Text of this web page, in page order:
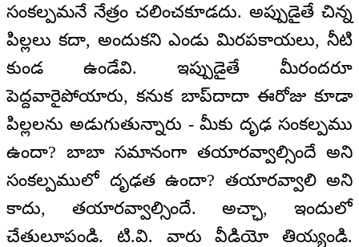
సంకల్పమనే నేత్రం చలించకూడదు. అప్పుడైతే చిన్న
పిల్లలు కదా, అందుకని ఎండు మిరపకాయలు, నీటి
కుండ ఉండేవి. ఇప్పుడైతే మీరందరూ
పెద్దవారైపోయారు, కనుక బాప్‌దాదా ఈరోజు కూడా
పిల్లలను అడుగుతున్నారు - మీకు దృఢ సంకల్పము
ఉందా? బాబా సమానంగా తయారవ్వాల్సిందే అని
సంకల్పములో దృఢత ఉందా? తయారవ్వాలి అని
కాదు, తయారవ్వాల్సిందే. అచ్ఛా, ఇందులో
చేతులూపండి. టి.వి. వారు వీడియో తియ్యండి.